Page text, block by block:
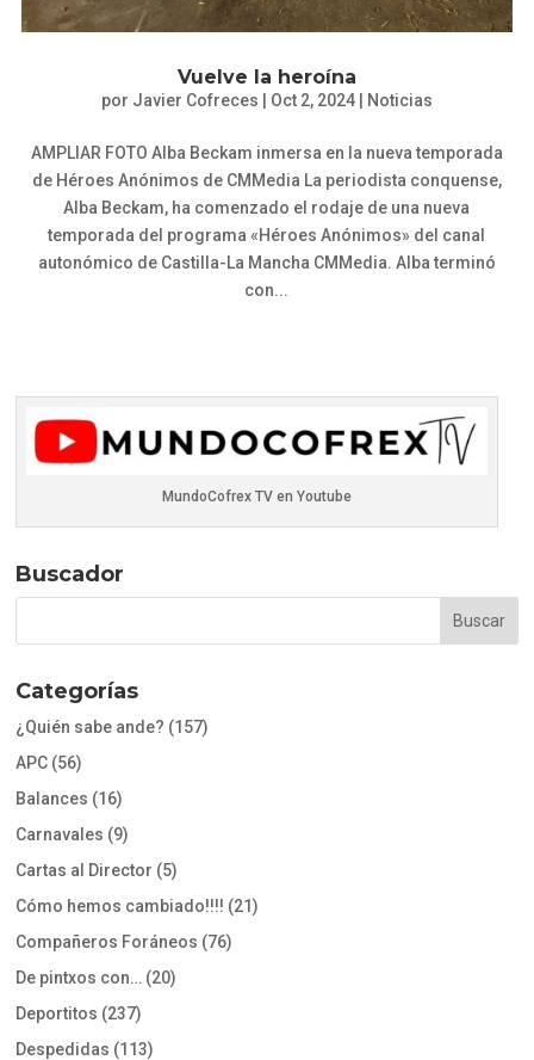
Vuelve la heroína
por Javier Cofreces | Oct 2, 2024| Noticias
AMPLIAR FOTO Alba Beckam inmersa en la nueva temporada
de Héroes Anónimos de CMMedia La periodista conquense,
Alba Beckam, ha comenzado el rodaje de una nueva
temporada del programa «Héroes Anónimos» del canal
autonómico de Castilla-La Mancha CMMedia. Alba terminó
con...
MundoCofrex TV en Youtube
Buscador
Categorías
¿Quién sabe ande? (157)
APC (56)
Balances (16)
Carnavales (9)
Cartas al Director (5)
Cómo hemos cambiado!!!! (21)
Compañeros Foráneos (76)
De pintxos con… (20)
Deportitos (237)
Despedidas (113)